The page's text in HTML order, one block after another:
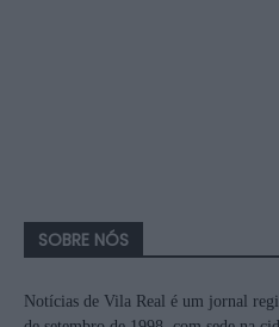
SOBRE NÓS
Notícias de Vila Real é um jornal